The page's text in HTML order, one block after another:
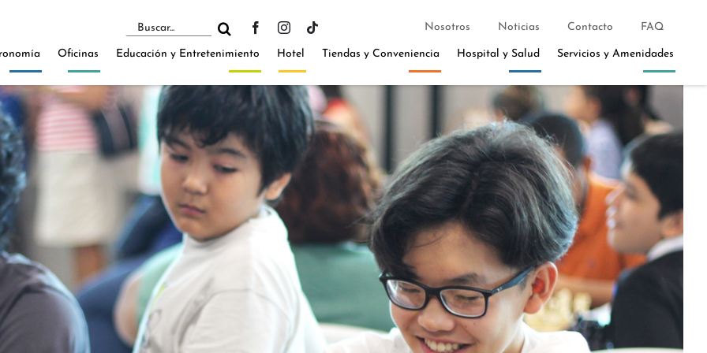
Buscar: Nosotros Noticias Contacto FAQ
Oficinas Educación y Entretenimiento Hotel Tiendas y Conveniencia Hospital y Salud Servicios y Amenidades